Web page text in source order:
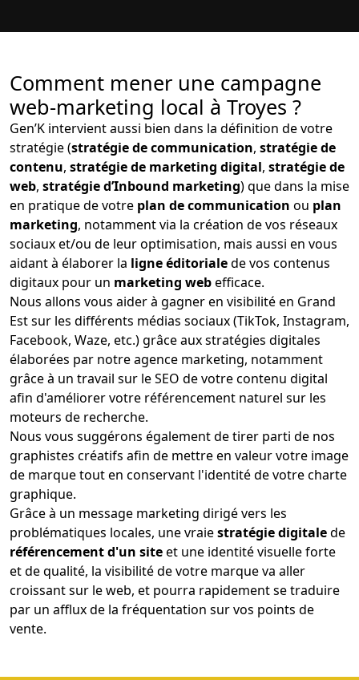
Comment mener une campagne
web-marketing local à Troyes ?
Gen’K intervient aussi bien dans la définition de votre
stratégie (stratégie de communication, stratégie de
contenu, stratégie de marketing digital, stratégie de
web, stratégie d’Inbound marketing) que dans la mise
en pratique de votre plan de communication ou plan
marketing, notamment via la création de vos réseaux
sociaux et/ou de leur optimisation, mais aussi en vous
aidant à élaborer la ligne éditorialede vos contenus
digitaux pour un marketing webefficace.
Nous allons vous aider à gagner en visibilité en Grand
Est sur les différents médias sociaux (TikTok, Instagram,
Facebook, Waze, etc.) grâce aux stratégies digitales
élaborées par notre agence marketing, notamment
grâce à un travail sur le SEO de votre contenu digital
afin d'améliorer votre référencement naturel sur les
moteurs de recherche.
Nous vous suggérons également de tirer parti de nos
graphistes créatifs afin de mettre en valeur votre image
de marque tout en conservant l'identité de votre charte
graphique.
Grâce à un message marketing dirigé vers les
problématiques locales, une vraiestratégie digitalede
référencement d'un siteet une identité visuelle forte
et de qualité, la visibilité de votre marque va aller
croissant sur le web, et pourra rapidement se traduire
par un afflux de la fréquentation sur vos points de
vente.